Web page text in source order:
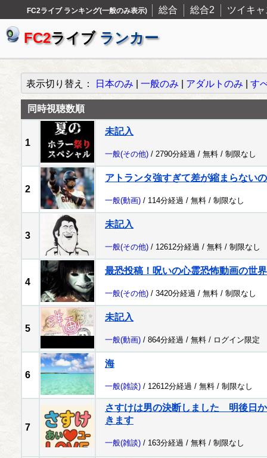
FC2ライブ ランキング(一般のみ表示) 総合 総合2 ツイキャ
FC2ライブ ランカー
表示切り替え： 日本のみ 一般のみ アダルトのみ す
同時視聴数順
1
未記入
一般(その他) / 2790分経過 / 無料 / 制限なし
2
アトランタ強すぎて差が縮まらない
一般(動画) / 114分経過 / 無料 / 制限なし
3
未記入
一般(その他) / 12612分経過 / 無料 / 制限なし
4
最恐投稿！呪いの心霊恐怖動画の世界
一般(その他) / 3420分経過 / 無料 / 制限なし
5
未記入
一般(動画) / 864分経過 / 無料 / ログイン限定
6
海
一般(雑談) / 12612分経過 / 無料 / 制限なし
7
さすけは男の決断しました 明後日
きます
一般(雑談) / 163分経過 / 無料 / 制限なし